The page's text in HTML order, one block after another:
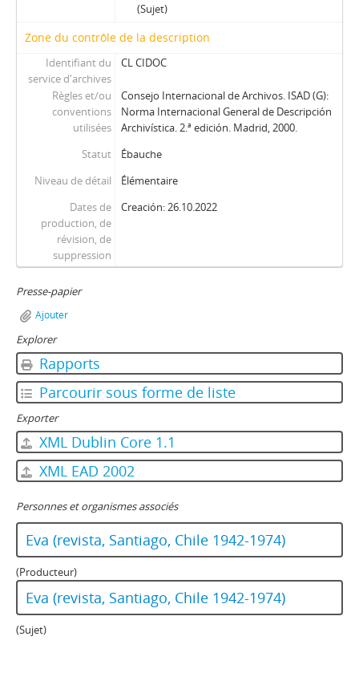
(Sujet)
Zone du contrôle de la description
Identifiant du
service d'archives
CL CIDOC
Règles et/ou
conventions
utilisées
Consejo Internacional de Archivos. ISAD (G):
Norma Internacional General de Descripción
Archivística. 2.ª edición. Madrid, 2000.
Statut
Ébauche
Niveau de détail
Élémentaire
Dates de
production, de
révision, de
suppression
Creación: 26.10.2022
Presse-papier
Ajouter
Explorer
Rapports
Parcourir sous forme de liste
Exporter
XML Dublin Core 1.1
XML EAD 2002
Personnes et organismes associés
Eva (revista, Santiago, Chile 1942-1974)
(Producteur)
Eva (revista, Santiago, Chile 1942-1974)
(Sujet)